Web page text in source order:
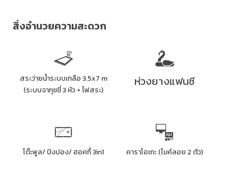
สิ่งอำนวยความสะดวก
สระว่ายน้ำระบบเกลือ 3.5x7 m
(ระบบจากุซซี่ 3 หัว + ไฟสระ)
ห่วงยางแฟนซี
โต๊ะพูล/ ปิงปอง/ ฮอคกี้ 3in1 คาราโอเกะ (ไมค์ลอย 2 ตัว)